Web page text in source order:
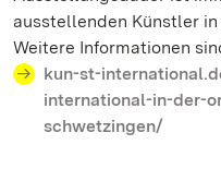
ausstellenden Künstler
Weitere Informationen
kun-st-
international-in-der-
schwetzingen/